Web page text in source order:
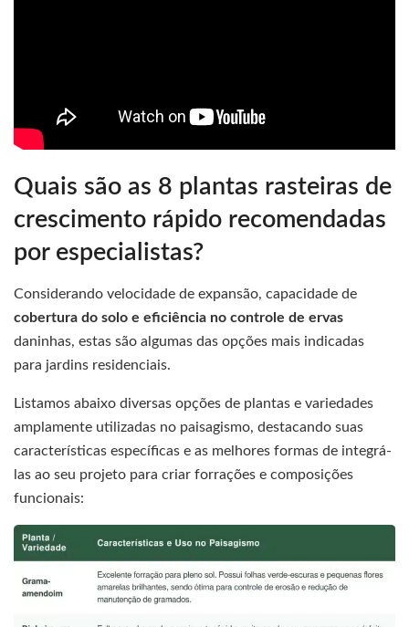
Quais são as 8 plantas rasteiras de
crescimento rápido recomendadas
por especialistas?
Considerando velocidade de expansão, capacidade de
cobertura do solo e eficiência no controle de ervas
daninhas, estas são algumas das opções mais indicadas
para jardins residenciais.
Listamos abaixo diversas opções de plantas e variedades
amplamente utilizadas no paisagismo, destacando suas
características específicas e as melhores formas de integrá-
las ao seu projeto para criar forrações e composições
funcionais: